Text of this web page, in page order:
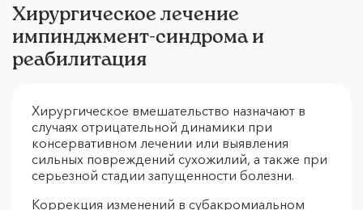
Хирургическое лечение
импинджмент-синдрома и
реабилитация
Хирургическое вмешательство назначают в
случаях отрицательной динамики при
консервативном лечении или выявления
сильных повреждений сухожилий, а также при
серьезной стадии запущенности болезни.
Коррекция изменений в субакромиальном